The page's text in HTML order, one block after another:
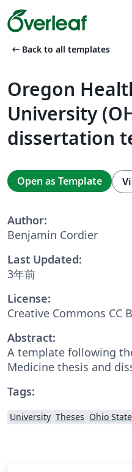
arrow_left_alt Back to all templates
Oregon
University
dissertation
Open as Template
Author:
Benjamin Cordier
Last Updated:
3年前
License:
Creative Commons CC
Abstract:
A template following
Medicine thesis and
Tags:
University Theses Ohio